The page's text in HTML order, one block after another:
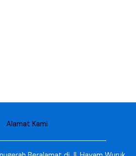
Alamat Kami